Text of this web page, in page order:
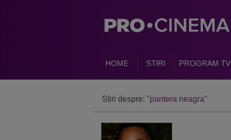
HOME STIRI PROGRAM TV
Stiri despre: "pantera neagra"